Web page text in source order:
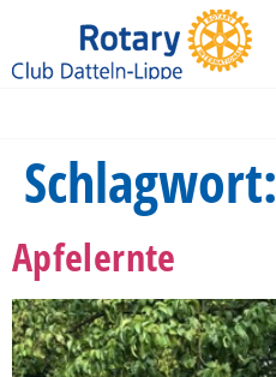
Schlagwort:
Apfelernte